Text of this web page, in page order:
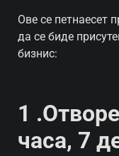
Ове се петнаесет
да се биде
бизнис:
1
часа, 7